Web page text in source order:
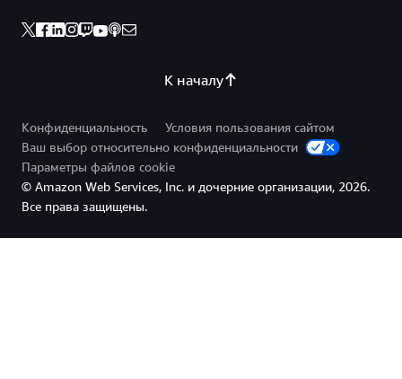
К началу
Конфиденциальность
Условия пользования сайтом
Ваш выбор относительно конфиденциальности
Параметры файлов cookie
© Amazon Web Services, Inc. и дочерние организации, 2026.
Все права защищены.